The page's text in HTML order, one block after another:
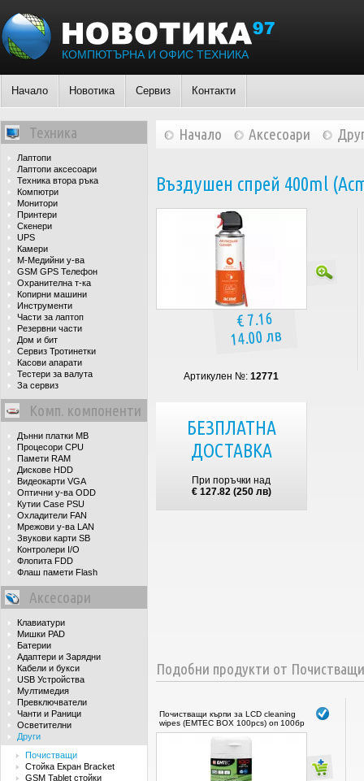
КОМПЮТЪРНА И ОФИС ТЕХНИКА
Начало Новотика Сервиз Контакти
Техника
Лаптопи
Лаптопи аксесоари
Техника втора ръка
Компютри
Монитори
Принтери
Скенери
UPS
Камери
М-Медийни у-ва
GSM GPS Телефон
Охранителна т-ка
Копирни машини
Инструменти
Части за лаптоп
Резервни части
Дом и бит
Сервиз Тротинетки
Касови апарати
Тестери за валута
За сервиз
Комп. компоненти
Дънни платки MB
Процесори CPU
Памети RAM
Дискове HDD
Видеокарти VGA
Оптични у-ва ODD
Кутии Case PSU
Охладители FAN
Мрежови у-ва LAN
Звукови карти SB
Контролери I/O
Флопита FDD
Флаш памети Flash
Аксесоари
Клавиатури
Мишки PAD
Батерии
Адаптери и Зарядни
Кабели и букси
USB Устройства
Мултимедия
Превключватели
Чанти и Раници
Осветителни
Други
Почиствaщи
Стойка Екран Bracket
GSM Tablet стойки
Начало Аксесоари
Въздушен спрей 400ml
€ 7.16
14.00 лв
Артикулен №: 12771
БЕЗПЛАТНА
ДОСТАВКА
При поръчки над
€ 127.82 (250 лв)
Подобни продукти от Почиствaщи
Почистващи кърпи за LCD cleaning
wipes (ЕМТЕС BOX 100pcs) оп 100бр